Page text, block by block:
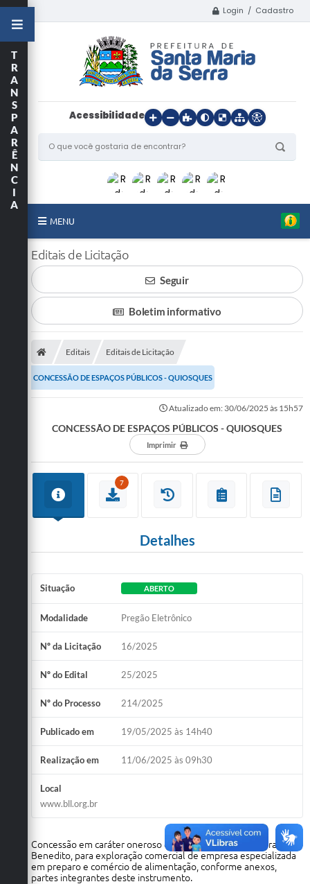
Login / Cadastro
Acessibilidade
MENU
Início
Conselhos Municipais
Notícias
Emprega
T
R
A
N
S
P
A
R
Ê
N
C
I
A
Editais de Licitação
Seguir
Boletim informativo
Editais Editais de Licitação
CONCESSÃO DE ESPAÇOS PÚBLICOS - QUIOSQUES
Atualizado em: 30/06/2025 às 15h57
CONCESSÃO DE ESPAÇOS PÚBLICOS - QUIOSQUES
Imprimir
7
Detalhes
Situação ABERTO
Modalidade Pregão Eletrônico
Nº da Licitação 16/2025
Nº do Edital 25/2025
Nº do Processo 214/2025
Publicado em 19/05/2025 às 14h40
Realização em 11/06/2025 às 09h30
Local
www.bll.org.br
Concessão em caráter oneroso de espaços públicos na Praça São
Benedito, para exploração comercial de empresa especializada
em preparo e comércio de alimentação, conforme anexos,
partes integrantes deste instrumento.